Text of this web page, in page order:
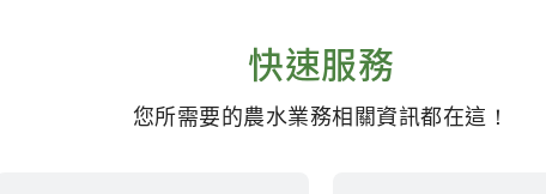
快速服務
您所需要的農水業務相關資訊都在這！